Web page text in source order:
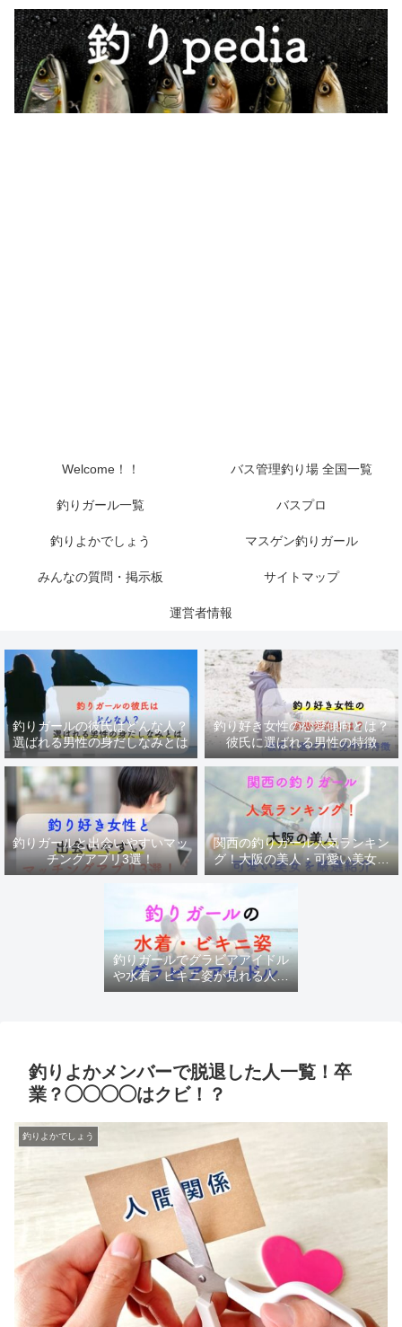
Welcome！！ バス管理釣り場 全国一覧
釣りガール一覧 バスプロ
釣りよかでしょう マスゲン釣りガール
みんなの質問・掲示板 サイトマップ
運営者情報
釣りガールの彼氏はどんな人？
選ばれる男性の身だしなみとは
釣り好き女性の恋愛傾向とは？
彼氏に選ばれる男性の特徴
釣りガールと出会いやすいマッ
チングアプリ3選！
関西の釣りガール人気ランキン
グ！大阪の美人・可愛い美女を
厳選紹介
釣りガールでグラビアアイドル
や水着・ビキニ姿が見れる人気
チャンネル
釣りよかメンバーで脱退した人一覧！卒
業？◯◯◯◯はクビ！？
釣りよかでしょう